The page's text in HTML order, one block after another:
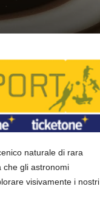
naturale di rara
che gli astronomi
visivamente i nostri